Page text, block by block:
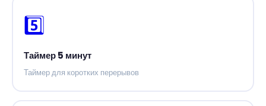
5️⃣
Таймер 5 минут
Таймер для коротких перерывов